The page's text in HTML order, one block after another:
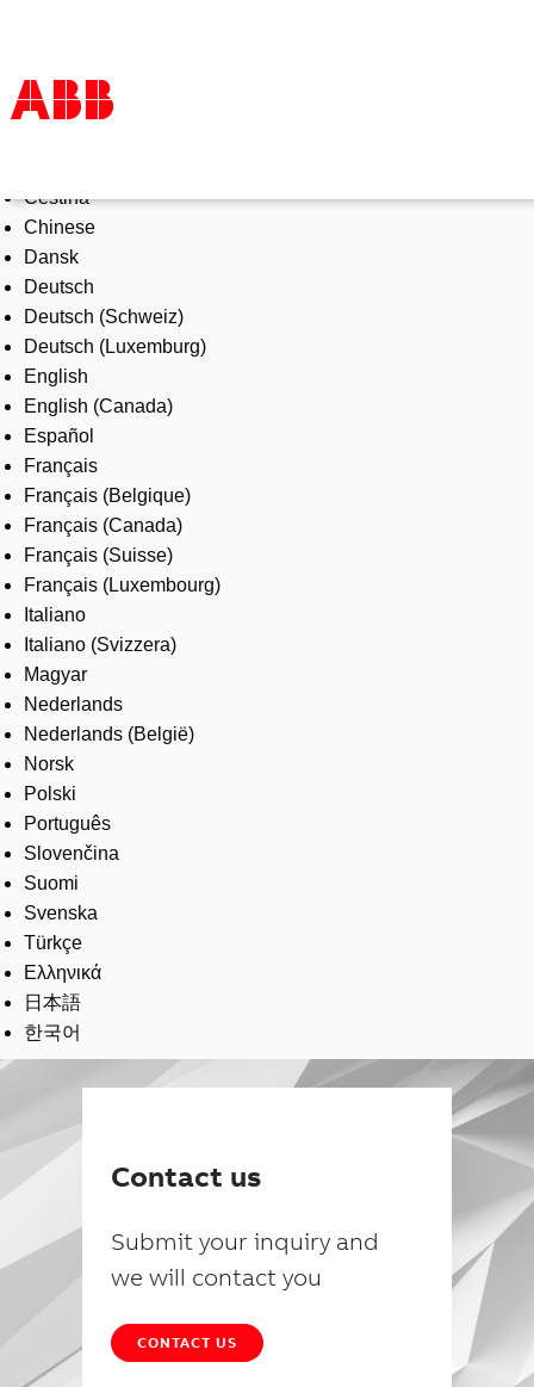
Products & Solutions
Industries
Services
About us
Where to buy
Contact us
Careers
Čeština
Chinese
Dansk
Deutsch
Deutsch (Schweiz)
Deutsch (Luxemburg)
English
English (Canada)
Español
Français
Français (Belgique)
Français (Canada)
Français (Suisse)
Français (Luxembourg)
Italiano
Italiano (Svizzera)
Magyar
Nederlands
Nederlands (België)
Norsk
Polski
Português
Slovenčina
Suomi
Svenska
Türkçe
Ελληνικά
日本語
한국어
Contact us
Submit your inquiry and
we will contact you
CONTACT US